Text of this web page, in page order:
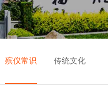
殡仪常识 传统文化